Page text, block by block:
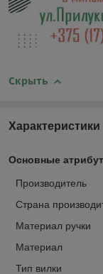
Скрыть
Характеристики
Основные
Производитель
Страна
Материал ручки
Материал
Тип вилки